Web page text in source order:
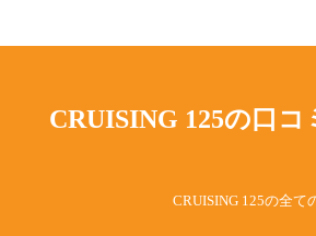
CRUISING 125の 口コ
CRUISING 125の全て